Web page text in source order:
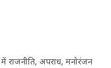
राजनीति, अपराध, मनोरंजन